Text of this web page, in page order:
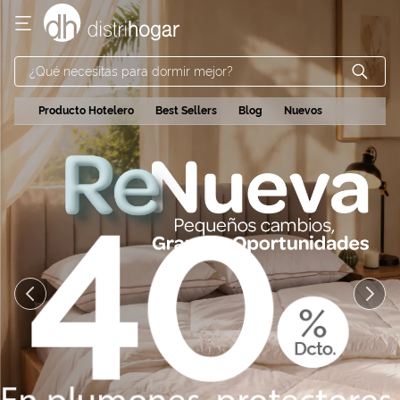
¿Qué necesitas para dormir mejor?
Producto Hotelero Best Sellers Blog Nuevos